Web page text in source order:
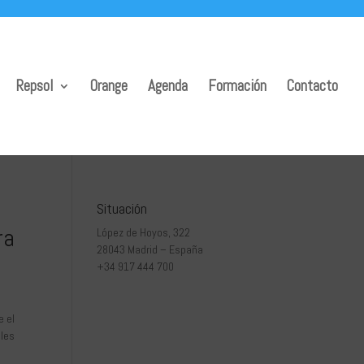
Repsol Orange Agenda Formación Contacto
el
Situación
López de Hoyos, 322
28043 Madrid – España
+34 917 444 700